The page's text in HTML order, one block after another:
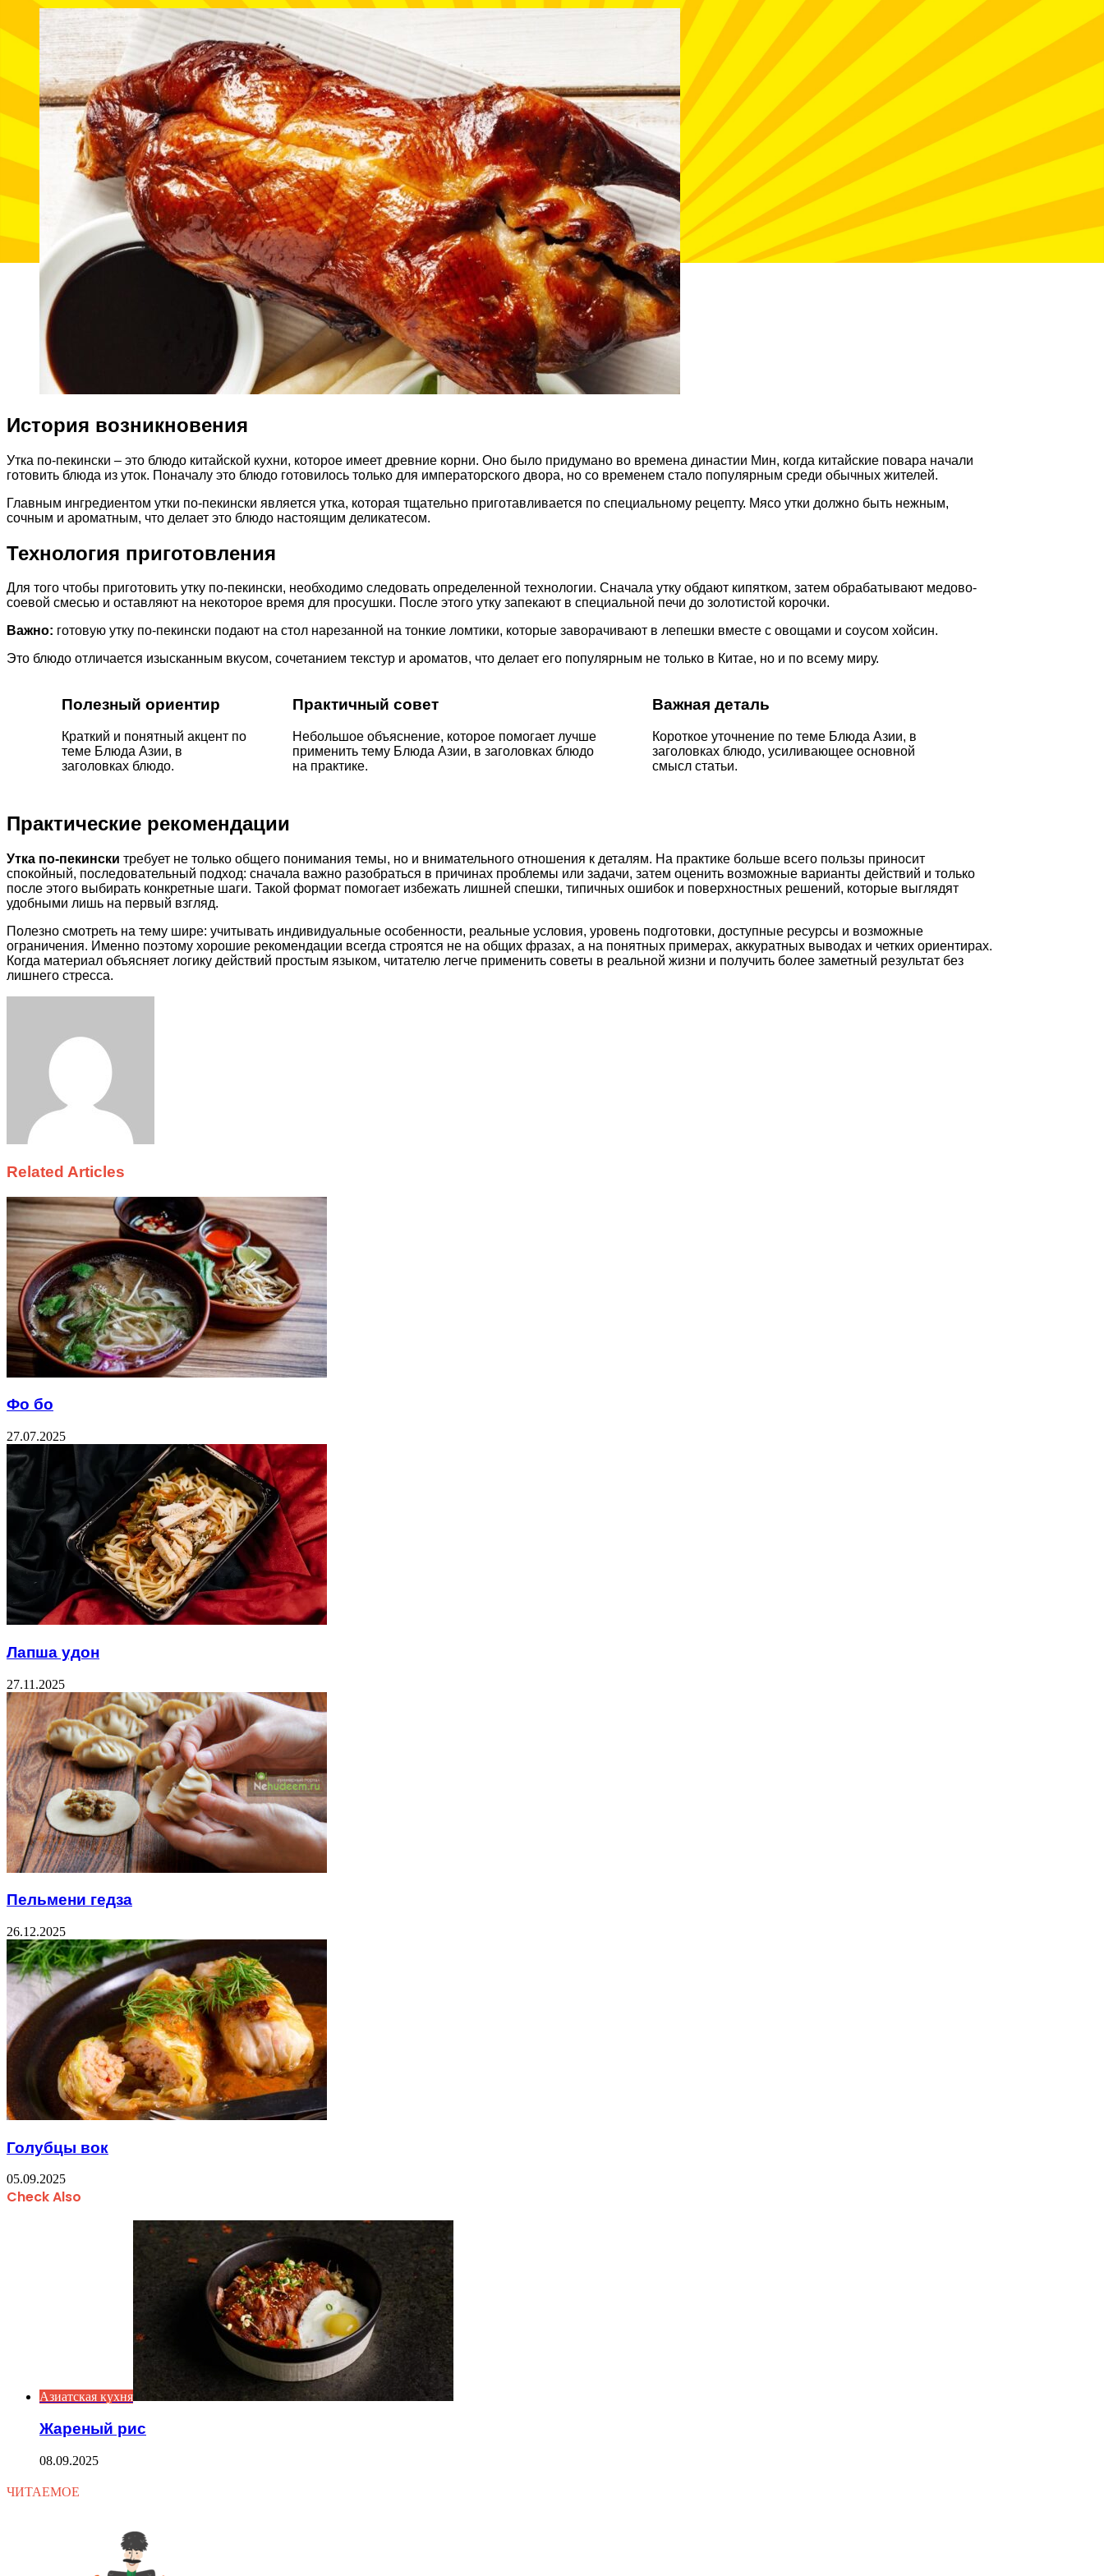
История возникновения
Утка по-пекински – это блюдо китайской кухни, которое имеет древние корни. Оно было придумано во времена династии Мин, когда китайские повара начали
готовить блюда из уток. Поначалу это блюдо готовилось только для императорского двора, но со временем стало популярным среди обычных жителей.
Главным ингредиентом утки по-пекински является утка, которая тщательно приготавливается по специальному рецепту. Мясо утки должно быть нежным,
сочным и ароматным, что делает это блюдо настоящим деликатесом.
Технология приготовления
Для того чтобы приготовить утку по-пекински, необходимо следовать определенной технологии. Сначала утку обдают кипятком, затем обрабатывают медово-
соевой смесью и оставляют на некоторое время для просушки. После этого утку запекают в специальной печи до золотистой корочки.
Важно: готовую утку по-пекински подают на стол нарезанной на тонкие ломтики, которые заворачивают в лепешки вместе с овощами и соусом хойсин.
Это блюдо отличается изысканным вкусом, сочетанием текстур и ароматов, что делает его популярным не только в Китае, но и по всему миру.
Полезный ориентир
Краткий и понятный акцент по
теме Блюда Азии, в
заголовках блюдо.
Практичный совет
Небольшое объяснение, которое помогает лучше
применить тему Блюда Азии, в заголовках блюдо
на практике.
Важная деталь
Короткое уточнение по теме Блюда Азии, в
заголовках блюдо, усиливающее основной
смысл статьи.
Практические рекомендации
Утка по-пекински требует не только общего понимания темы, но и внимательного отношения к деталям. На практике больше всего пользы приносит
спокойный, последовательный подход: сначала важно разобраться в причинах проблемы или задачи, затем оценить возможные варианты действий и только
после этого выбирать конкретные шаги. Такой формат помогает избежать лишней спешки, типичных ошибок и поверхностных решений, которые выглядят
удобными лишь на первый взгляд.
Полезно смотреть на тему шире: учитывать индивидуальные особенности, реальные условия, уровень подготовки, доступные ресурсы и возможные
ограничения. Именно поэтому хорошие рекомендации всегда строятся не на общих фразах, а на понятных примерах, аккуратных выводах и четких ориентирах.
Когда материал объясняет логику действий простым языком, читателю легче применить советы в реальной жизни и получить более заметный результат без
лишнего стресса.
Related Articles
Фо бо
27.07.2025
Лапша удон
27.11.2025
Пельмени гедза
26.12.2025
Голубцы вок
05.09.2025
Check Also
Азиатская кухня
Жареный рис
08.09.2025
ЧИТАЕМОЕ